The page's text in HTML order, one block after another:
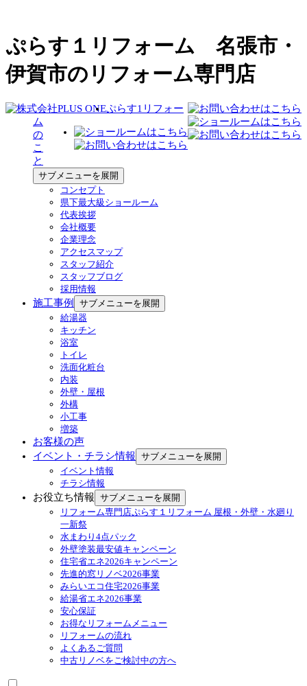
ぷらす１リフォーム 名張市・
伊賀市のリフォーム専門店
ぷらす1リフォー
ム
の
こ
と
サブメニューを展開
コンセプト
県下最大級ショールーム
代表挨拶
会社概要
企業理念
アクセスマップ
スタッフ紹介
スタッフブログ
採用情報
施工事例
サブメニューを展開
給湯器
キッチン
浴室
トイレ
洗面化粧台
内装
外壁・屋根
外構
小工事
増築
お客様の声
イベント・チラシ情報 サブメニューを展開
イベント情報
チラシ情報
お役立ち情報 サブメニューを展開
リフォーム専門店ぷらす１リフォーム 屋根・外壁・水廻り
一新祭
水まわり4点パック
外壁塗装最安値キャンペーン
住宅省エネ2026キャンペーン
先進的窓リノベ2026事業
みらいエコ住宅2026事業
給湯省エネ2026事業
安心保証
お得なリフォームメニュー
リフォームの流れ
よくあるご質問
中古リノベをご検討中の方へ